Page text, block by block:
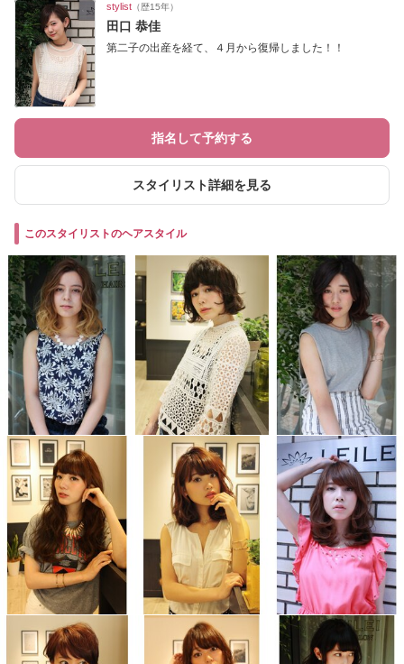
stylist （歴15年）
田口 恭佳
第二子の出産を経て、４月から復帰しました！！
指名して予約する
スタイリスト詳細を見る
このスタイリストのヘアスタイル